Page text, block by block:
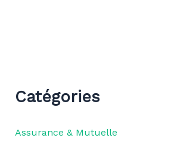
Catégories
Assurance & Mutuelle